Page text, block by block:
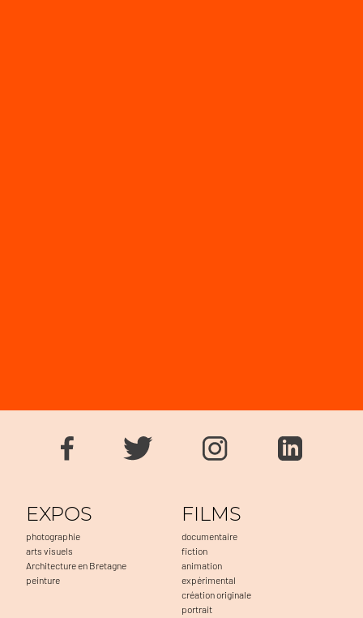
EXPOS
photographie
arts visuels
Architecture en Bretagne
peinture
FILMS
documentaire
fiction
animation
expérimental
création originale
portrait